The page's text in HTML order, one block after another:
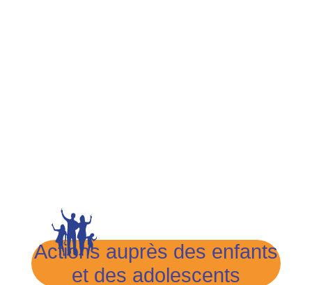
Actions auprès des enfants
et des adolescents